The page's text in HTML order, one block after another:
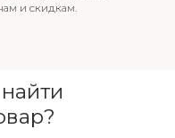
и скидкам.